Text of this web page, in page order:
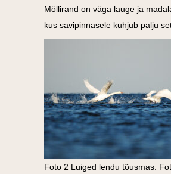
Möllirand on väga lauge ja
kus savipinnasele kuhjub palju
Foto 2 Luiged lendu tõusmas.